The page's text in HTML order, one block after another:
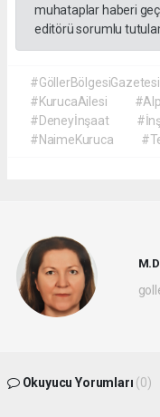
muhataplar haberi
editörü sorumlu
#GöllerBölgesiGazetesi
#KurucaAilesi
#Deneyİnşaat
#NaimeKuruca
Okuyucu Yorumları (0)